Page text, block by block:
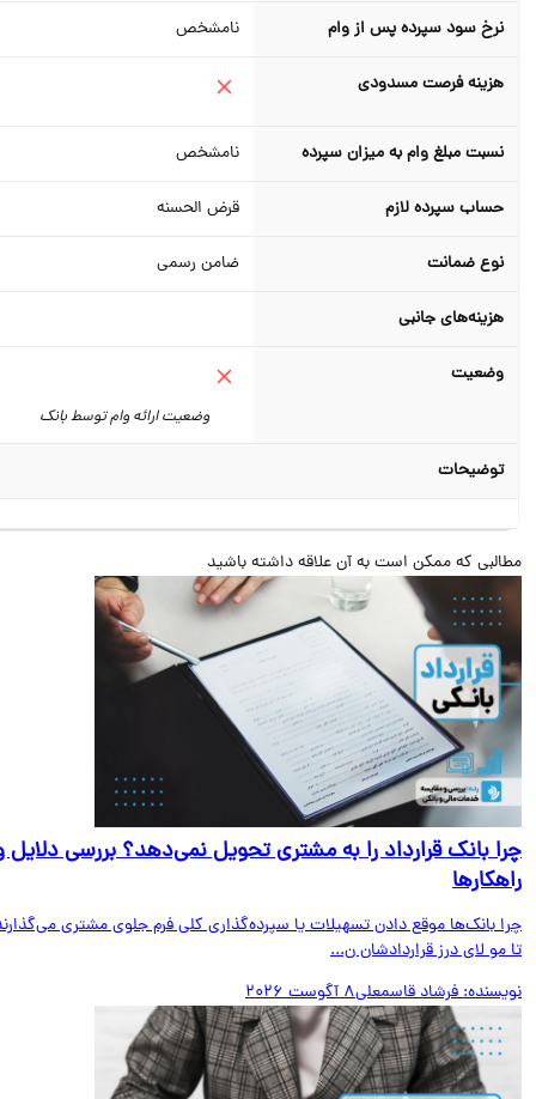
نرخ سود سپرده پس از وام نامشخص
هزینه فرصت مسدودی
نسبت مبلغ وام به میزان سپرده نامشخص
حساب سپرده لازم قرض الحسنه
نوع ضمانت ضامن رسمی
هزینه‌های جانبی
وضعیت
وضعیت ارائه وام توسط بانک
توضیحات
که ممکن است به آن علاقه داشته باشید
بانک قرارداد را به مشتری تحویل نمی‌دهد؟ بررسی دلایل و
بانک‌ها موقع دادن تسهیلات یا سپرده‌گذاری کلی فرم جلوی مشتری می‌گذارند
مو لای درز قراردادشان ن...
فرشاد قاسمعلی8 آگوست 2026